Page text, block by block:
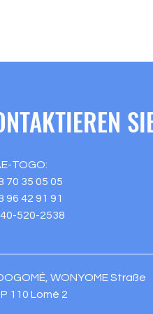
TOGO:
70 35 05 05
96 42 91 91
520-2538
WONYOME Straße
110 Lomé 2